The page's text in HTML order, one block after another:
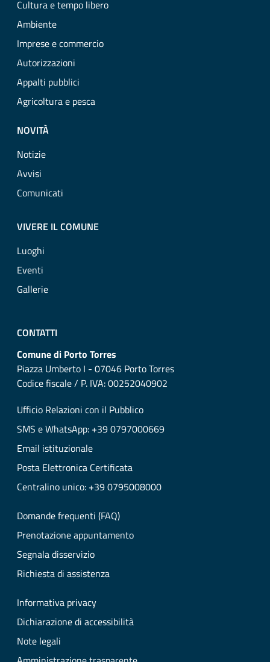
Cultura e tempo libero
Ambiente
Imprese e commercio
Autorizzazioni
Appalti pubblici
Agricoltura e pesca
NOVITÀ
Notizie
Avvisi
Comunicati
VIVERE IL COMUNE
Luoghi
Eventi
Gallerie
CONTATTI
Comune di Porto Torres
Piazza Umberto I - 07046 Porto Torres
Codice fiscale / P. IVA: 00252040902
Ufficio Relazioni con il Pubblico
SMS e WhatsApp: +39 0797000669
Email istituzionale
Posta Elettronica Certificata
Centralino unico: +39 0795008000
Domande frequenti (FAQ)
Prenotazione appuntamento
Segnala disservizio
Richiesta di assistenza
Informativa privacy
Dichiarazione di accessibilità
Note legali